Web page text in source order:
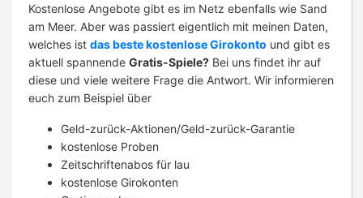
Kostenlose Angebote gibt es im Netz ebenfalls wie Sand
am Meer. Aber was passiert eigentlich mit meinen Daten,
welches ist das beste kostenlose Girokonto und gibt es
aktuell spannende Gratis-Spiele? Bei uns findet ihr auf
diese und viele weitere Frage die Antwort. Wir informieren
euch zum Beispiel über
Geld-zurück-Aktionen/Geld-zurück-Garantie
kostenlose Proben
Zeitschriftenabos für lau
kostenlose Girokonten